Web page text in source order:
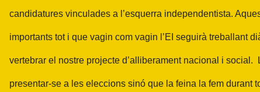
candidatures vinculades a l’esquerra independentista.
importants tot i que vagin com vagin l’EI seguirà treballant
vertebrar el nostre projecte d’alliberament nacional i social.
presentar-se a les eleccions sinó que la feina la fem durant